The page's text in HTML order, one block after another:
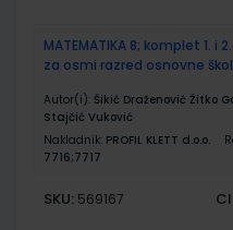
MATEMATIKA 8; komplet 1.
za osmi razred osnovne
Autor(i): Šikić Draženović Žitko
Stajčić Vuković
Nakladnik: PROFIL KLETT d.o.o.
7716;7717
SKU: 569167